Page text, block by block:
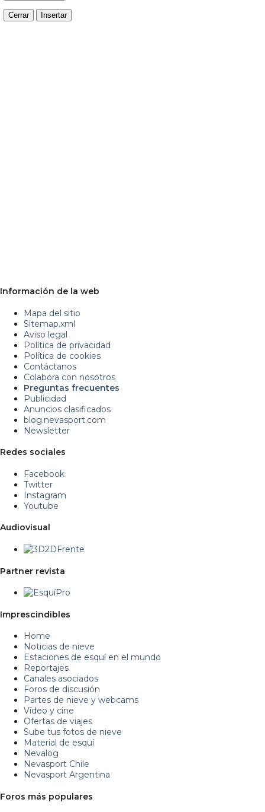
Cerrar Insertar
Información de la web
Mapa del sitio
Sitemap.xml
Aviso legal
Política de privacidad
Política de cookies
Contáctanos
Colabora con nosotros
Preguntas frecuentes
Publicidad
Anuncios clasificados
blog.nevasport.com
Newsletter
Redes sociales
Facebook
Twitter
Instagram
Youtube
Audiovisual
Partner revista
Imprescindibles
Home
Noticias de nieve
Estaciones de esquí en el mundo
Reportajes
Canales asociados
Foros de discusión
Partes de nieve y webcams
Vídeo y cine
Ofertas de viajes
Sube tus fotos de nieve
Material de esquí
Nevalog
Nevasport Chile
Nevasport Argentina
Foros más populares